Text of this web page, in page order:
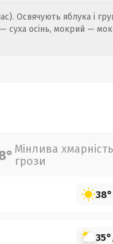
Освячують яблука і
суха осінь, мокрий —
Мінлива
грози
38°
35°